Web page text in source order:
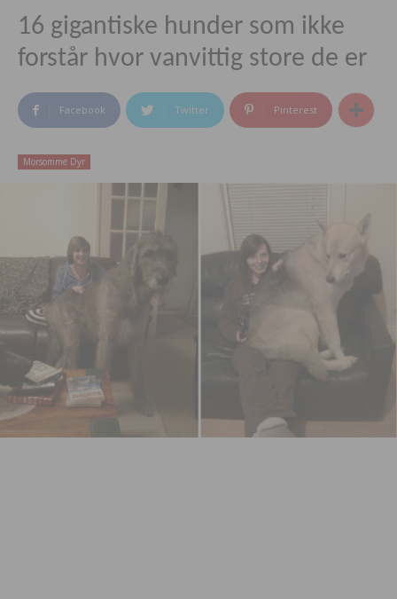
16 gigantiske hunder som ikke
forstår hvor vanvittig store de er
Facebook Twitter Pinterest
Morsomme Dyr